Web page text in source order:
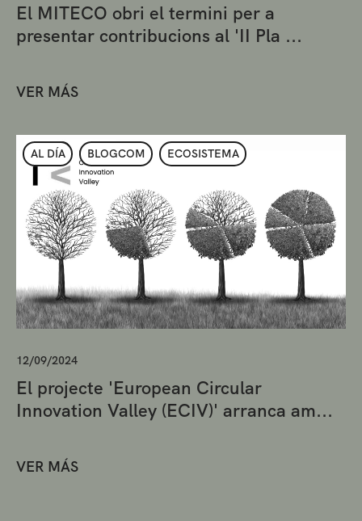
El MITECO obri el termini per a
presentar contribucions al 'II Pla ...
VER MÁS
AL DÍA BLOGCOM ECOSISTEMA
12/09/2024
El projecte 'European Circular
Innovation Valley (ECIV)' arranca am...
VER MÁS